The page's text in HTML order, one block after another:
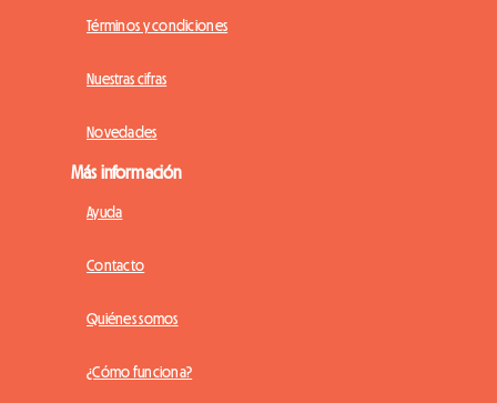
Términos y condiciones
Nuestras cifras
Novedades
Más información
Ayuda
Contacto
Quiénes somos
¿Cómo funciona?